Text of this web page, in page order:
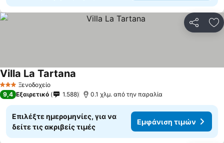
3 ΑστέριαΞενοδοχείο
Villa La Tartana
9,4 Εξαιρετικό 1.588 0.1 χλμ. από την παραλία
Επιλέξτε ημερομηνίες, για να
δείτε τις ακριβείς τιμές
Εμφάνιση τιμών